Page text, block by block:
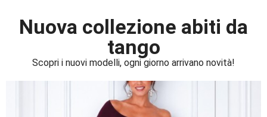
Nuova collezione abiti da
tango
Scopri i nuovi modelli, ogni giorno arrivano novità!